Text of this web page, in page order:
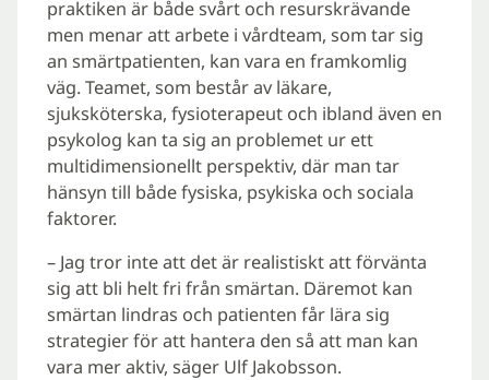
praktiken är både svårt och resurskrävande
men menar att arbete i vårdteam, som tar sig
an smärtpatienten, kan vara en framkomlig
väg. Teamet, som består av läkare,
sjuksköterska, fysioterapeut och ibland även en
psykolog kan ta sig an problemet ur ett
multidimensionellt perspektiv, där man tar
hänsyn till både fysiska, psykiska och sociala
faktorer.
– Jag tror inte att det är realistiskt att förvänta
sig att bli helt fri från smärtan. Däremot kan
smärtan lindras och patienten får lära sig
strategier för att hantera den så att man kan
vara mer aktiv, säger Ulf Jakobsson.